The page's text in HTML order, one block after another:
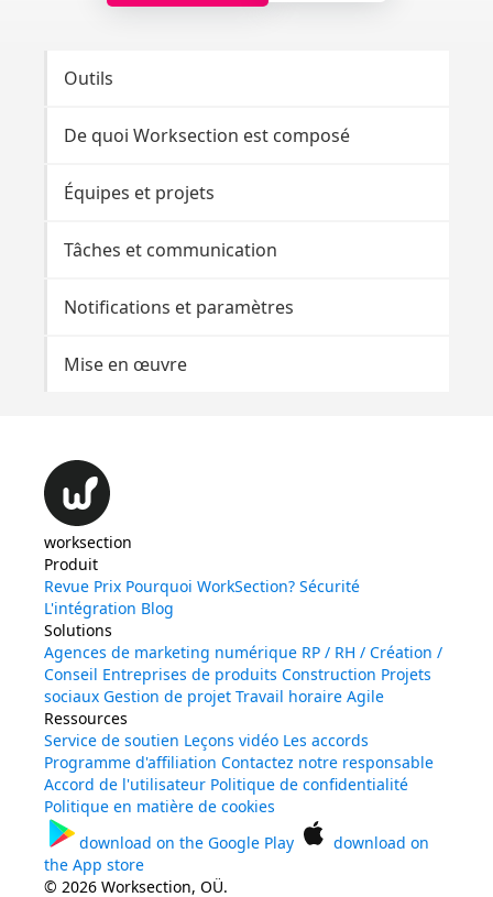
Outils
De quoi Worksection est composé
Équipes et projets
Tâches et communication
Notifications et paramètres
Mise en œuvre
worksection
Produit
Revue Prix Pourquoi WorkSection? Sécurité
L'intégration Blog
Solutions
Agences de marketing numérique RP / RH / Création /
Conseil Entreprises de produits Construction Projets
sociaux Gestion de projet Travail horaire Agile
Ressources
Service de soutien Leçons vidéo Les accords
Programme d'affiliation Contactez notre responsable
Accord de l'utilisateur Politique de confidentialité
Politique en matière de cookies
download on the Google Play
download on
the App store
© 2026 Worksection, OÜ.